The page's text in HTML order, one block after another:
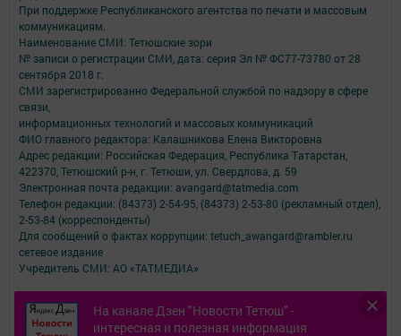
На канале Дзен "Новости Тетюш" -
интересная и полезная информация
При поддержке Республиканского агентства по печати и массовым
коммуникациям.
Наименование СМИ: Тетюшские зори
№ записи о регистрации СМИ, дата: серия Эл № ФС77-73780 от 28
сентября 2018 г.
СМИ зарегистрированно Федеральной службой по надзору в сфере
связи,
информационных технологий и массовых коммуникаций
ФИО главного редактора: Калашникова Елена Викторовна
Адрес редакции: Российская Федерация, Республика Татарстан,
422370, Тетюшский р-н, г. Тетюши, ул. Свердлова, д. 59
Электронная почта редакции: avangard@tatmedia.com
Телефон редакции: (84373) 2-54-95, (84373) 2-53-80 (рекламный отдел),
2-53-84 (корреспонденты)
Для сообщений о фактах коррупции: tetuch_awangard@rambler.ru
сетевое издание
Учредитель СМИ: АО «ТАТМЕДИА»
Антикоррупционная политика
АО «ТАТМЕДИА» использует «cookie»для персонализации сервисов и
удобства пользователей сайтом.